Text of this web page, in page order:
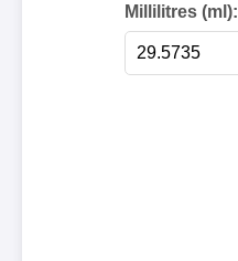
Millilitres (ml):